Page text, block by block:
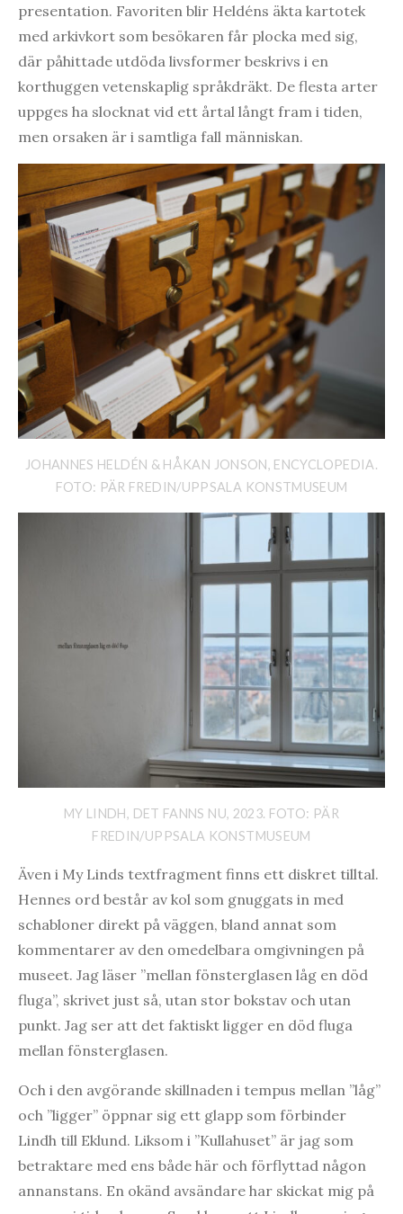
presentation. Favoriten blir Heldéns äkta kartotek
med arkivkort som besökaren får plocka med sig,
där påhittade utdöda livsformer beskrivs i en
korthuggen vetenskaplig språkdräkt. De flesta arter
uppges ha slocknat vid ett årtal långt fram i tiden,
men orsaken är i samtliga fall människan.
JOHANNES HELDÉN & HÅKAN JONSON, ENCYCLOPEDIA.
FOTO: PÄR FREDIN/UPPSALA KONSTMUSEUM
MY LINDH, DET FANNS NU, 2023. FOTO: PÄR
FREDIN/UPPSALA KONSTMUSEUM
Även i My Linds textfragment finns ett diskret tilltal.
Hennes ord består av kol som gnuggats in med
schabloner direkt på väggen, bland annat som
kommentarer av den omedelbara omgivningen på
museet. Jag läser ”mellan fönsterglasen låg en död
fluga”, skrivet just så, utan stor bokstav och utan
punkt. Jag ser att det faktiskt ligger en död fluga
mellan fönsterglasen.
Och i den avgörande skillnaden i tempus mellan ”låg”
och ”ligger” öppnar sig ett glapp som förbinder
Lindh till Eklund. Liksom i ”Kullahuset” är jag som
betraktare med ens både här och förflyttad någon
annanstans. En okänd avsändare har skickat mig på